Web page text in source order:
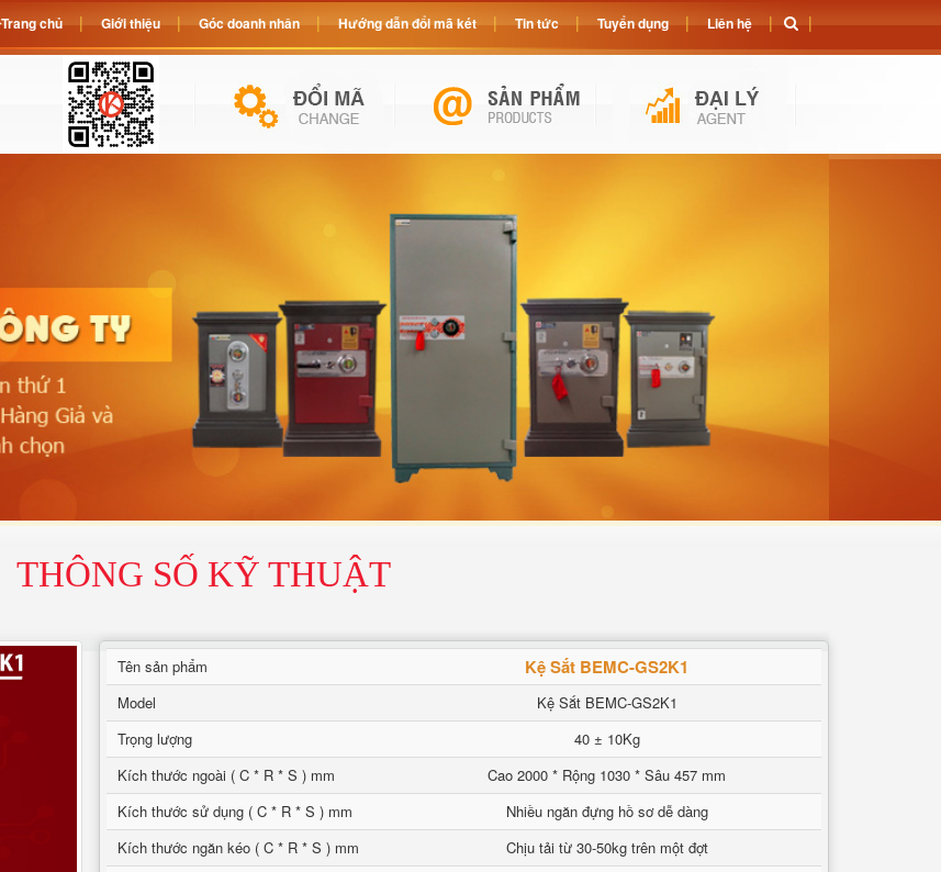
THÔNG SỐ KỸ THUẬT
Tên sản phẩm Kệ Sắt BEMC-GS2K1
Model
Kệ Sắt BEMC-GS2K1
Trọng lượng
40 ± 10Kg
Kích thước ngoài ( C * R * S ) mm
Cao 2000 * Rộng 1030 * Sâu 457 mm
Kích thước sử dụng ( C * R * S ) mm
Nhiều ngăn đựng hồ sơ dễ dàng
Kích thước ngăn kéo ( C * R * S ) mm
Chịu tải từ 30-50kg trên một đợt
Trang chủ Giới thiệu Góc doanh nhân Hướng dẫn đổi mã két Tin tức Tuyển dụng Liên hệ